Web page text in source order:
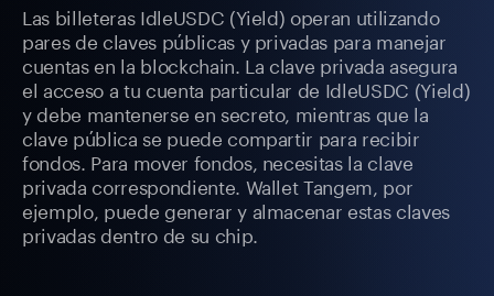
Las billeteras IdleUSDC (Yield) operan utilizando
pares de claves públicas y privadas para manejar
cuentas en la blockchain. La clave privada asegura
el acceso a tu cuenta particular de IdleUSDC (Yield)
y debe mantenerse en secreto, mientras que la
clave pública se puede compartir para recibir
fondos. Para mover fondos, necesitas la clave
privada correspondiente. Wallet Tangem, por
ejemplo, puede generar y almacenar estas claves
privadas dentro de su chip.